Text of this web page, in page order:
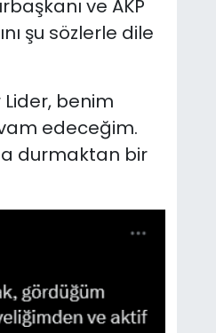
ve AKP
şu sözlerle dile
Lider, benim
edeceğim.
durmaktan bir